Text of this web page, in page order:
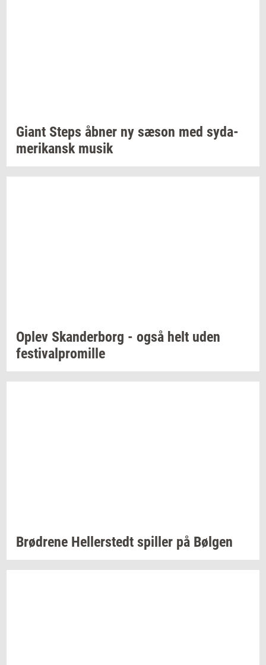
Giant Steps åbner ny sæson med sy­da­
me­ri­kanskmusik
Oplev Skan­der­borg - også helt uden
festi­val­pro­mil­le
Brød­re­ne Hel­ler­stedt spil­ler på Bøl­gen